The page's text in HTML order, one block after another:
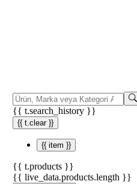
{{ t.search_history }}
{{ t.clear }}
{{ item }}
{{ t.products }}
{{ live_data.products.length }}